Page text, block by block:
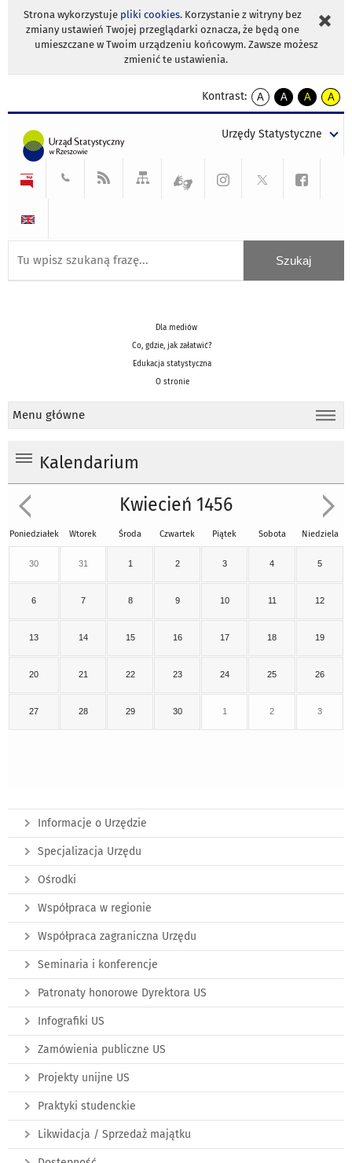
Strona wykorzystuje pliki cookies. Korzystanie z witryny bez
zmiany ustawień Twojej przeglądarki oznacza, że będą one
umieszczane w Twoim urządzeniu końcowym. Zawsze możesz
zmienić te ustawienia.
Kontrast:
A
kontrast
A
kontrast
tekst
czarnym
A
kontrast
tekst
czarnym
A
tekst
żółtym
Urzędy Statystyczne
Dla mediów
Co, gdzie, jak załatwić?
Edukacja statystyczna
O stronie
Menu główne
Kalendarium
Kwiecień 1456
Poniedziałek Wtorek Środa Czwartek Piątek Sobota Niedziela
30 31 1 2 3 4 5
6 7 8 9 10 11 12
13 14 15 16 17 18 19
20 21 22 23 24 25 26
27 28 29 30 1 2 3
Informacje o Urzędzie
Specjalizacja Urzędu
Ośrodki
Współpraca w regionie
Współpraca zagraniczna Urzędu
Seminaria i konferencje
Patronaty honorowe Dyrektora US
Infografiki US
Zamówienia publiczne US
Projekty unijne US
Praktyki studenckie
Likwidacja / Sprzedaż majątku